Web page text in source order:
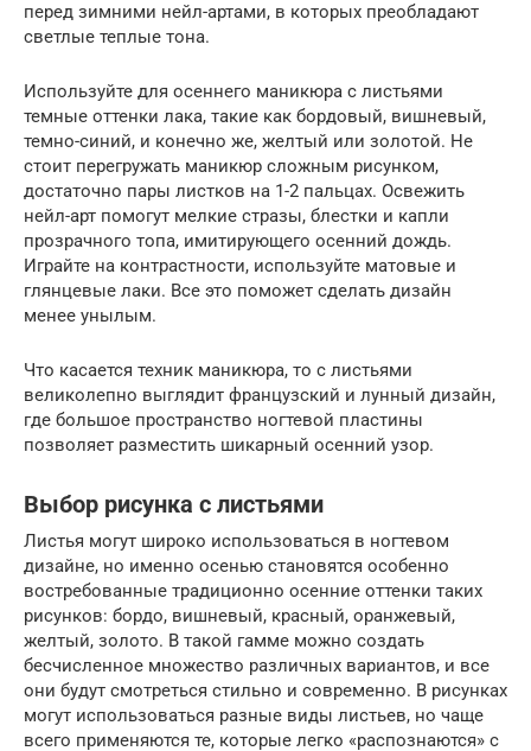
перед зимними нейл-артами, в которых преобладают
светлые теплые тона.
Используйте для осеннего маникюра с листьями
темные оттенки лака, такие как бордовый, вишневый,
темно-синий, и конечно же, желтый или золотой. Не
стоит перегружать маникюр сложным рисунком,
достаточно пары листков на 1-2 пальцах. Освежить
нейл-арт помогут мелкие стразы, блестки и капли
прозрачного топа, имитирующего осенний дождь.
Играйте на контрастности, используйте матовые и
глянцевые лаки. Все это поможет сделать дизайн
менее унылым.
Что касается техник маникюра, то с листьями
великолепно выглядит французский и лунный дизайн,
где большое пространство ногтевой пластины
позволяет разместить шикарный осенний узор.
Выбор рисунка с листьями
Листья могут широко использоваться в ногтевом
дизайне, но именно осенью становятся особенно
востребованные традиционно осенние оттенки таких
рисунков: бордо, вишневый, красный, оранжевый,
желтый, золото. В такой гамме можно создать
бесчисленное множество различных вариантов, и все
они будут смотреться стильно и современно. В рисунках
могут использоваться разные виды листьев, но чаще
всего применяются те, которые легко «распознаются» с